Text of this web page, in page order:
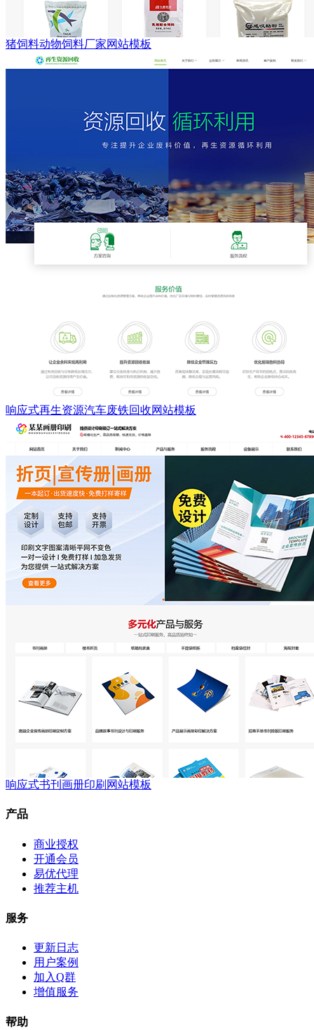
猪饲料动物饲料厂家网站模板
响应式再生资源汽车废铁回收网站模板
响应式书刊画册印刷网站模板
产品
商业授权
开通会员
易优代理
推荐主机
服务
更新日志
用户案例
加入Q群
增值服务
帮助